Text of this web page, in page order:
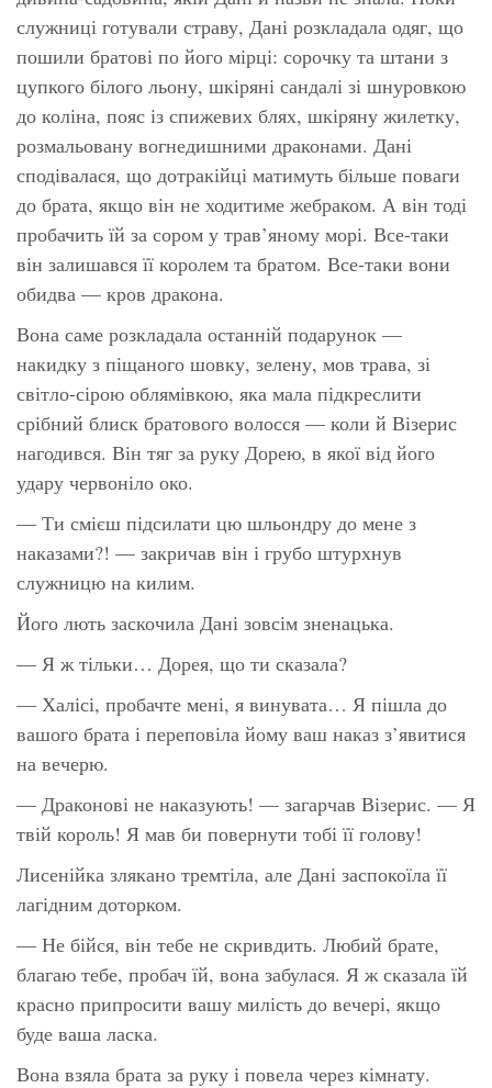
служниці готували страву, Дані розкладала одяг, що
пошили братові по його мірці: сорочку та штани з
цупкого білого льону, шкіряні сандалі зі шнуровкою
до коліна, пояс із спижевих блях, шкіряну жилетку,
розмальовану вогнедишними драконами. Дані
сподівалася, що дотракійці матимуть більше поваги
до брата, якщо він не ходитиме жебраком. А він тоді
пробачить їй за сором у трав’яному морі. Все-таки
він залишався її королем та братом. Все-таки вони
обидва — кров дракона.
Вона саме розкладала останній подарунок —
накидку з піщаного шовку, зелену, мов трава, зі
світло-сірою облямівкою, яка мала підкреслити
срібний блиск братового волосся — коли й Візерис
нагодився. Він тяг за руку Дорею, в якої від його
удару червоніло око.
— Ти смієш підсилати цю шльондру до мене з
наказами?! — закричав він і грубо штурхнув
служницю на килим.
Його лють заскочила Дані зовсім зненацька.
— Я ж тільки… Дорея, що ти сказала?
— Халісі, пробачте мені, я винувата… Я пішла до
вашого брата і переповіла йому ваш наказ з’явитися
на вечерю.
— Драконові не наказують! — загарчав Візерис. — Я
твій король! Я мав би повернути тобі її голову!
Лисенійка злякано тремтіла, але Дані заспокоїла її
лагідним доторком.
— Не бійся, він тебе не скривдить. Любий брате,
благаю тебе, пробач їй, вона забулася. Я ж сказала їй
красно припросити вашу милість до вечері, якщо
буде ваша ласка.
Вона взяла брата за руку і повела через кімнату.